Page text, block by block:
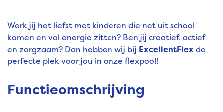
Werk jij het liefst met kinderen die net uit school
komen en vol energie zitten? Ben jij creatief, actief
en zorgzaam? Dan hebben wij bij ExcellentFlexde
perfecte plek voor jou in onze flexpool!
Functieomschrijving